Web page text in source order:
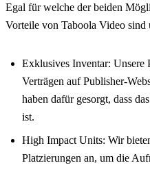
Egal für welche der beiden
Vorteile von Taboola Video sind
Exklusives Inventar: Unsere
Verträgen auf Publisher-
haben dafür gesorgt, dass
ist.
High Impact Units: Wir
Platzierungen an, um die